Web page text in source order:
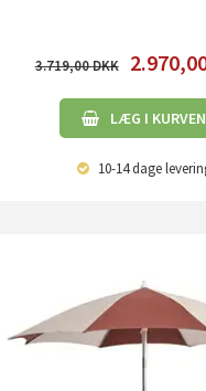
3.719,00
LÆG I KURVEN
10-14 dage